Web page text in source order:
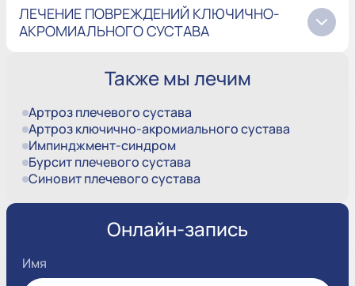
ЛЕЧЕНИЕ ПОВРЕЖДЕНИЙ КЛЮЧИЧНО-
АКРОМИАЛЬНОГО СУСТАВА
Также мы лечим
Артроз плечевого сустава
Артроз ключично-акромиального сустава
Импинджмент-синдром
Бурсит плечевого сустава
Синовит плечевого сустава
Онлайн-запись
Имя